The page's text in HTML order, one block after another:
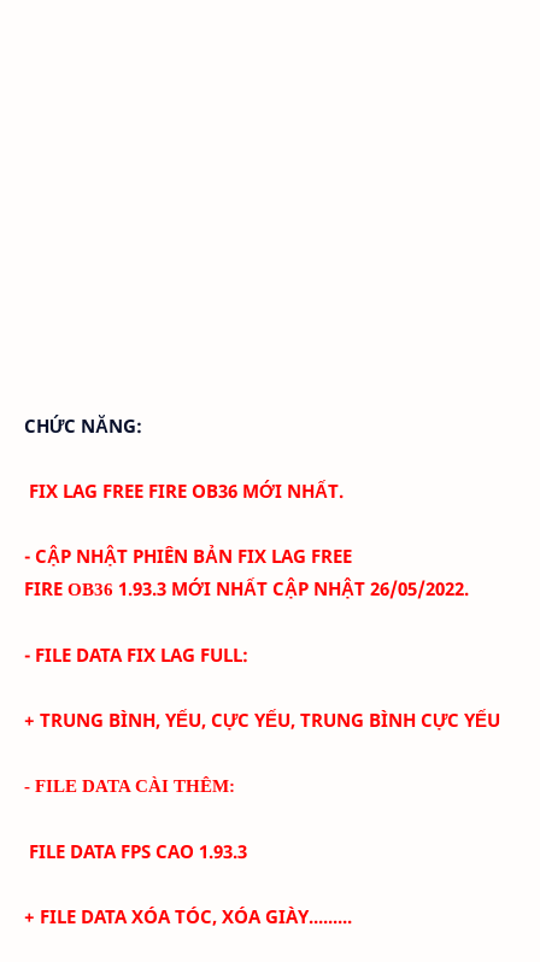
CHỨC NĂNG:
FIX LAG FREE FIRE OB36 MỚI NHẤT.
- CẬP NHẬT PHIÊN BẢN FIX LAG FREE
FIRE OB36 1.93.3 MỚI NHẤT CẬP NHẬT 26/05/2022.
- FILE DATA FIX LAG FULL:
+ TRUNG BÌNH, YẾU, CỰC YẾU, TRUNG BÌNH CỰC YẾU
- FILE DATA CÀI THÊM:
FILE DATA FPS CAO 1.93.3
+ FILE DATA XÓA TÓC, XÓA GIÀY.........